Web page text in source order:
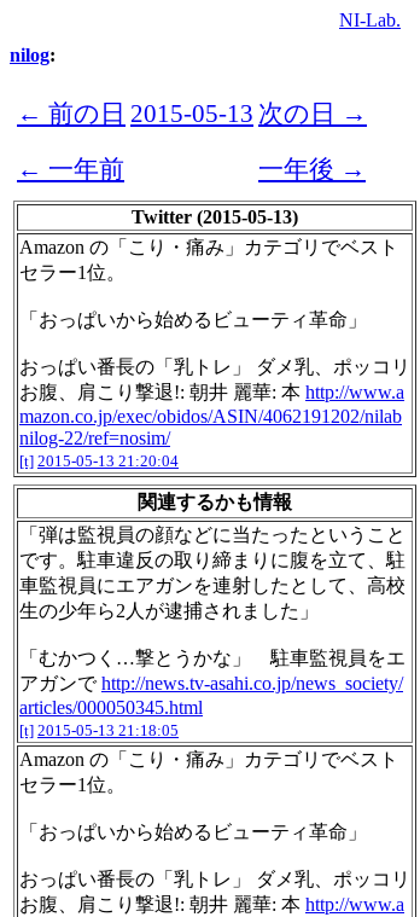
NI-Lab.
nilog:
← 前の日 2015-05-13 次の日 →
← 一年前
一年後 →
Twitter (2015-05-13)
Amazon の「こり・痛み」カテゴリでベスト
セラー1位。
「おっぱいから始めるビューティ革命」
おっぱい番長の「乳トレ」 ダメ乳、ポッコリ
お腹、肩こり撃退!: 朝井 麗華: 本 http://www.a
mazon.co.jp/exec/obidos/ASIN/4062191202/nilab
nilog-22/ref=nosim/
[t] 2015-05-13 21:20:04
関連するかも情報
「弾は監視員の顔などに当たったということ
です。駐車違反の取り締まりに腹を立て、駐
車監視員にエアガンを連射したとして、高校
生の少年ら2人が逮捕されました」
「むかつく…撃とうかな」 駐車監視員をエ
アガンでhttp://news.tv-asahi.co.jp/news_society/
articles/000050345.html
[t] 2015-05-13 21:18:05
Amazon の「こり・痛み」カテゴリでベスト
セラー1位。
「おっぱいから始めるビューティ革命」
おっぱい番長の「乳トレ」 ダメ乳、ポッコリ
お腹、肩こり撃退!: 朝井 麗華: 本 http://www.a